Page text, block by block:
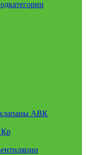
АВК
Кр